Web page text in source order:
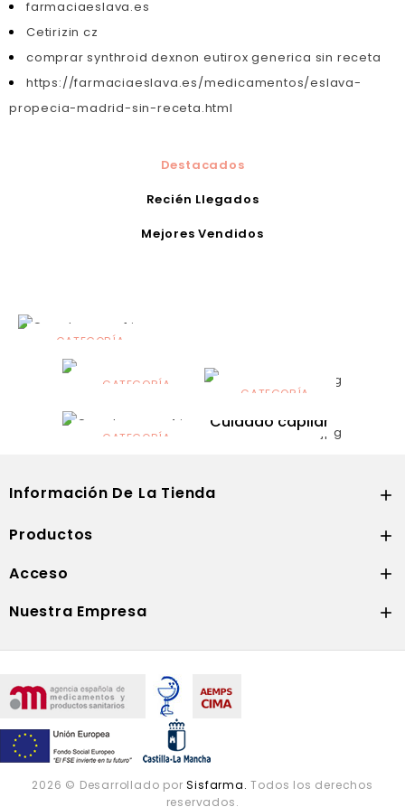
farmaciaeslava.es
Cetirizin cz
comprar synthroid dexnon eutirox generica sin receta
https://farmaciaeslava.es/medicamentos/eslava-
propecia-madrid-sin-receta.html
Destacados
Recién Llegados
Mejores Vendidos
CATEGORÍA
Alimentación
infantilCATEGORÍA
Dermocosmética
CATEGORÍA
Solares
CATEGORÍA
Cuidado capilar
Información De La Tienda 
Productos 
Acceso 
Nuestra Empresa 
2026 © Desarrollado porSisfarma. Todos los derechos
reservados.